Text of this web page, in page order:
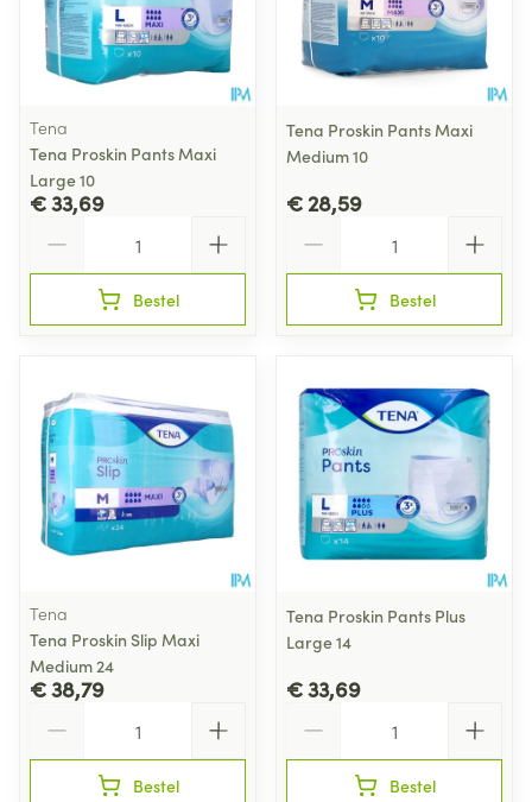
Tena
Tena Proskin Pants Maxi
Large 10
€ 33,69
Bestel
Tena Proskin Pants Maxi
Medium 10
€ 28,59
Bestel
Tena
Tena Proskin Slip Maxi
Medium 24
€ 38,79
Bestel
Tena Proskin Pants Plus
Large 14
€ 33,69
Bestel